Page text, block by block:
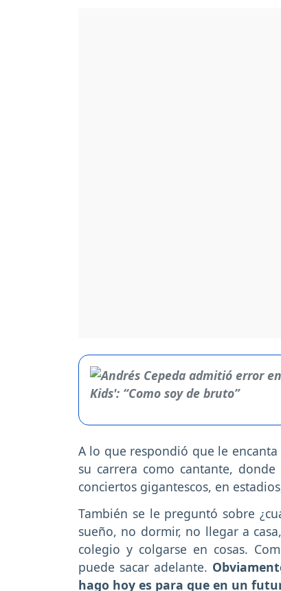
A lo que respondió que le
su carrera como cantante,
conciertos gigantescos, en
También se le preguntó sobre
sueño, no dormir, no llegar a
colegio y colgarse en cosas.
puede sacar adelante.
hago hoy es para que en un